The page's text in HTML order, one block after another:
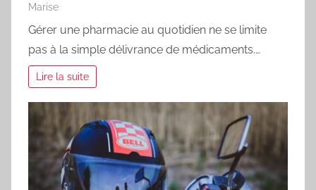
Marise
Gérer une pharmacie au quotidien ne se limite
pas à la simple délivrance de médicaments.…
Lire la suite